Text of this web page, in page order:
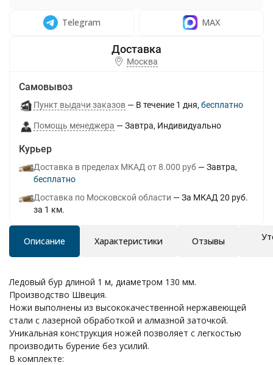
Telegram MAX
Москва
Самовывоз
Пункт выдачи заказов В течение 1 дня Бесплатно
Помощь менеджера Завтра Индивидуально
Курьер
Доставка в пределах МКАД от 8.000 руб
Завтра
Бесплатно
Доставка по Московской области
За МКАД 20 руб.
за 1 км.
Описание Характеристики Отзывы
Ледовый бур длиной 1 м, диаметром 130 мм.
Производство Швеция.
Ножи выполнены из высококачественной нержавеющей
стали с лазерной обработкой и алмазной заточкой.
Уникальная конструкция ножей позволяет с легкостью
производить бурение без усилий.
В комплекте: